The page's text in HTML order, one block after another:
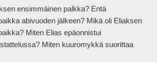
ensimmäinen palkka? Entä
abivuoden jälkeen? Mikä oli Eliaksen
Miten Elias epäonnistui
Miten kuuromykkä suorittaa